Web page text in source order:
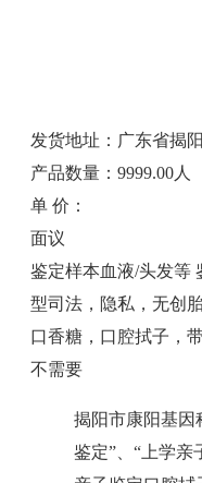
发货地址：广东省揭
产品数量：9999.00人
单 价：
面议
鉴定样本血液/头发等
型司法，隐私，无创
口香糖，口腔拭子，
不需要
揭阳市康阳基因
鉴定”、“上学亲